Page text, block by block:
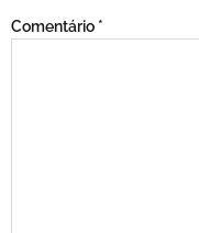
Comentário *